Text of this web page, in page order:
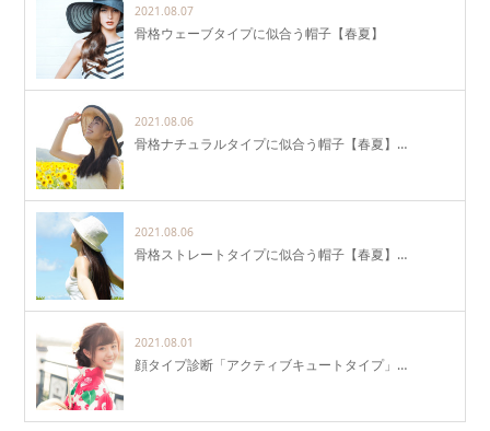
2021.08.07
骨格ウェーブタイプに似合う帽子【春夏】
2021.08.06
骨格ナチュラルタイプに似合う帽子【春夏】…
2021.08.06
骨格ストレートタイプに似合う帽子【春夏】…
2021.08.01
顔タイプ診断「アクティブキュートタイプ」…